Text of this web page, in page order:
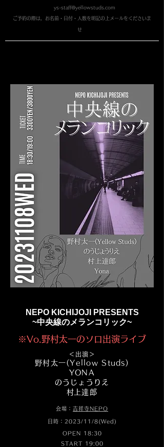
ys-staff@yellowstuds.com
​ご予約の際は，お名前・日付・人数を明記の上メールをくださいま
せ
NEPO KICHIJOJI PRESENTS
~中央線のメランコリック~
※Vo.野村太一のソロ出演ライブ
＜出演＞
​野村太一​(Yellow Studs)
YONA
のうじょうりえ
​村上達郎
会場： 吉祥寺NEPO
日時：2023/11/8(Wed)
OPEN 18:30
START 19:00